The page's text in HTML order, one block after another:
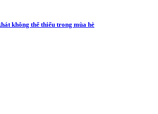
không thể thiếu trong mùa hè